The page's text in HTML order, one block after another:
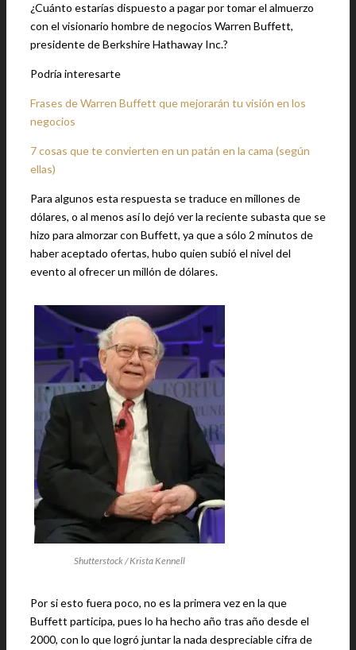
¿Cuánto estarías dispuesto a pagar por tomar el almuerzo
con el visionario hombre de negocios Warren Buffett,
presidente de Berkshire Hathaway Inc.?
Podría interesarte
Frases de Warren Buffett que mejorarán tu visión en los
negocios
7 cosas que te convierten en un patán en la cama (según
ellas)
Para algunos esta respuesta se traduce en millones de
dólares, o al menos así lo dejó ver la reciente subasta que se
hizo para almorzar con Buffett, ya que a sólo 2 minutos de
haber aceptado ofertas, hubo quien subió el nivel del
evento al ofrecer un millón de dólares.
Shutterstock / Krista Kennell
Por si esto fuera poco, no es la primera vez en la que
Buffett participa, pues lo ha hecho año tras año desde el
2000, con lo que logró juntar la nada despreciable cifra de